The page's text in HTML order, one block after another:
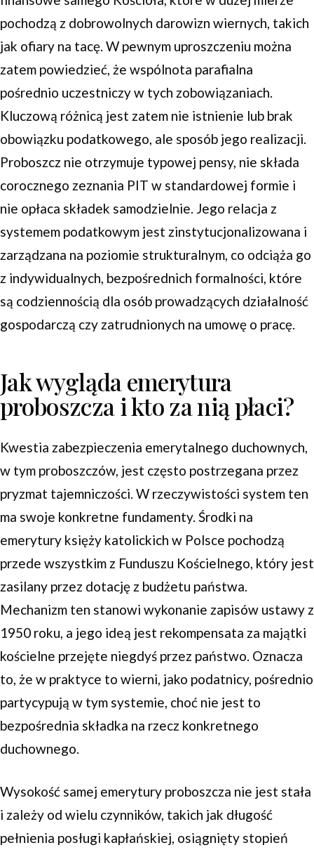
pochodzą z dobrowolnych darowizn wiernych, takich
jak ofiary na tacę. W pewnym uproszczeniu można
zatem powiedzieć, że wspólnota parafialna
pośrednio uczestniczy w tych zobowiązaniach.
Kluczową różnicą jest zatem nie istnienie lub brak
obowiązku podatkowego, ale sposób jego realizacji.
Proboszcz nie otrzymuje typowej pensy, nie składa
corocznego zeznania PIT w standardowej formie i
nie opłaca składek samodzielnie. Jego relacja z
systemem podatkowym jest zinstytucjonalizowana i
zarządzana na poziomie strukturalnym, co odciąża go
z indywidualnych, bezpośrednich formalności, które
są codziennością dla osób prowadzących działalność
gospodarczą czy zatrudnionych na umowę o pracę.
Jak wygląda emerytura
proboszcza i kto za nią płaci?
Kwestia zabezpieczenia emerytalnego duchownych,
w tym proboszczów, jest często postrzegana przez
pryzmat tajemniczości. W rzeczywistości system ten
ma swoje konkretne fundamenty. Środki na
emerytury księży katolickich w Polsce pochodzą
przede wszystkim z Funduszu Kościelnego, który jest
zasilany przez dotację z budżetu państwa.
Mechanizm ten stanowi wykonanie zapisów ustawy z
1950 roku, a jego ideą jest rekompensata za majątki
kościelne przejęte niegdyś przez państwo. Oznacza
to, że w praktyce to wierni, jako podatnicy, pośrednio
partycypują w tym systemie, choć nie jest to
bezpośrednia składka na rzecz konkretnego
duchownego.
Wysokość samej emerytury proboszcza nie jest stała
i zależy od wielu czynników, takich jak długość
pełnienia posługi kapłańskiej, osiągnięty stopień